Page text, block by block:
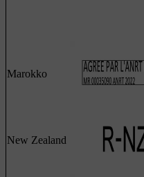
Marokko
New Zealand